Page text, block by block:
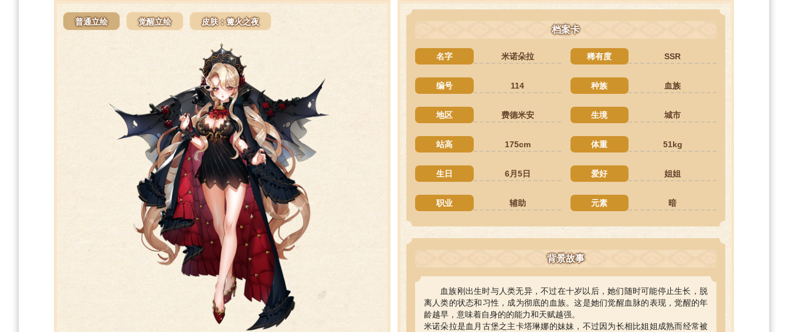
普通立绘 觉醒立绘 皮肤：篝火之夜
档案卡
名字 米诺朵拉 稀有度 SSR
编号 114 种族 血族
地区 费德米安 生境 城市
站高 175cm 体重 51kg
生日 6月5日 爱好 姐姐
职业 辅助 元素 暗
背景故事
血族刚出生时与人类无异，不过在十岁以后，她们随时可能停止生长，脱
离人类的状态和习性，成为彻底的血族。这是她们觉醒血脉的表现，觉醒的年
龄越早，意味着自身的的能力和天赋越强。
米诺朵拉是血月古堡之主卡塔琳娜的妹妹，不过因为长相比姐姐成熟而经常被